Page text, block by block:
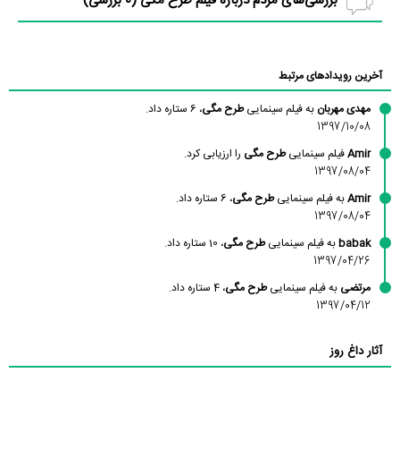
آخرین رویدادهای مرتبط
مهدی مهربان به فیلم سینماییطرح مگی، 6 ستاره داد.
1397/10/08
Amirفیلم سینماییطرح مگی را ارزیابی کرد.
1397/08/04
Amirبه فیلم سینماییطرح مگی، 6 ستاره داد.
1397/08/04
babakبه فیلم سینماییطرح مگی، 10 ستاره داد.
1397/04/26
مرتضی به فیلم سینماییطرح مگی، 4 ستاره داد.
1397/04/12
آثار داغ روز